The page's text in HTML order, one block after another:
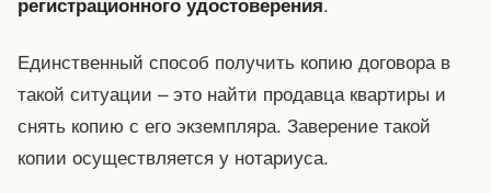
Единственный способ получить копию договора в
такой ситуации – это найти продавца квартиры и
снять копию с его экземпляра. Заверение такой
копии осуществляется у нотариуса.